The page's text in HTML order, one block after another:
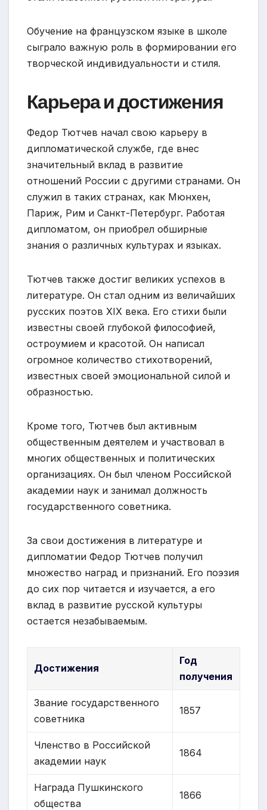
Обучение на французском языке в школе
сыграло важную роль в формировании его
творческой индивидуальности и стиля.
Карьера и достижения
Федор Тютчев начал свою карьеру в
дипломатической службе, где внес
значительный вклад в развитие
отношений России с другими странами. Он
служил в таких странах, как Мюнхен,
Париж, Рим и Санкт-Петербург. Работая
дипломатом, он приобрел обширные
знания о различных культурах и языках.
Тютчев также достиг великих успехов в
литературе. Он стал одним из величайших
русских поэтов XIX века. Его стихи были
известны своей глубокой философией,
остроумием и красотой. Он написал
огромное количество стихотворений,
известных своей эмоциональной силой и
образностью.
Кроме того, Тютчев был активным
общественным деятелем и участвовал в
многих общественных и политических
организациях. Он был членом Российской
академии наук и занимал должность
государственного советника.
За свои достижения в литературе и
дипломатии Федор Тютчев получил
множество наград и признаний. Его поэзия
до сих пор читается и изучается, а его
вклад в развитие русской культуры
остается незабываемым.
Достижения
Год
получения
Звание государственного
советника
1857
Членство в Российской
академии наук
1864
Награда Пушкинского
общества
1866